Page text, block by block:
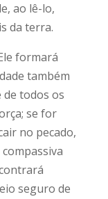
ao lê-lo,
da terra.
formará
também
todos os
se for
no pecado,
seguro de